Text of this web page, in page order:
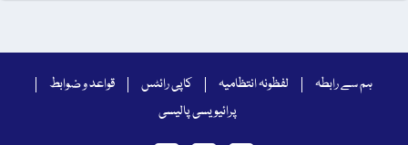
ہم سے رابطہ لفظونہ انتظامیہ کاپی رائٹس
قواعد و ضوابط
پرائیویسی پالیسی